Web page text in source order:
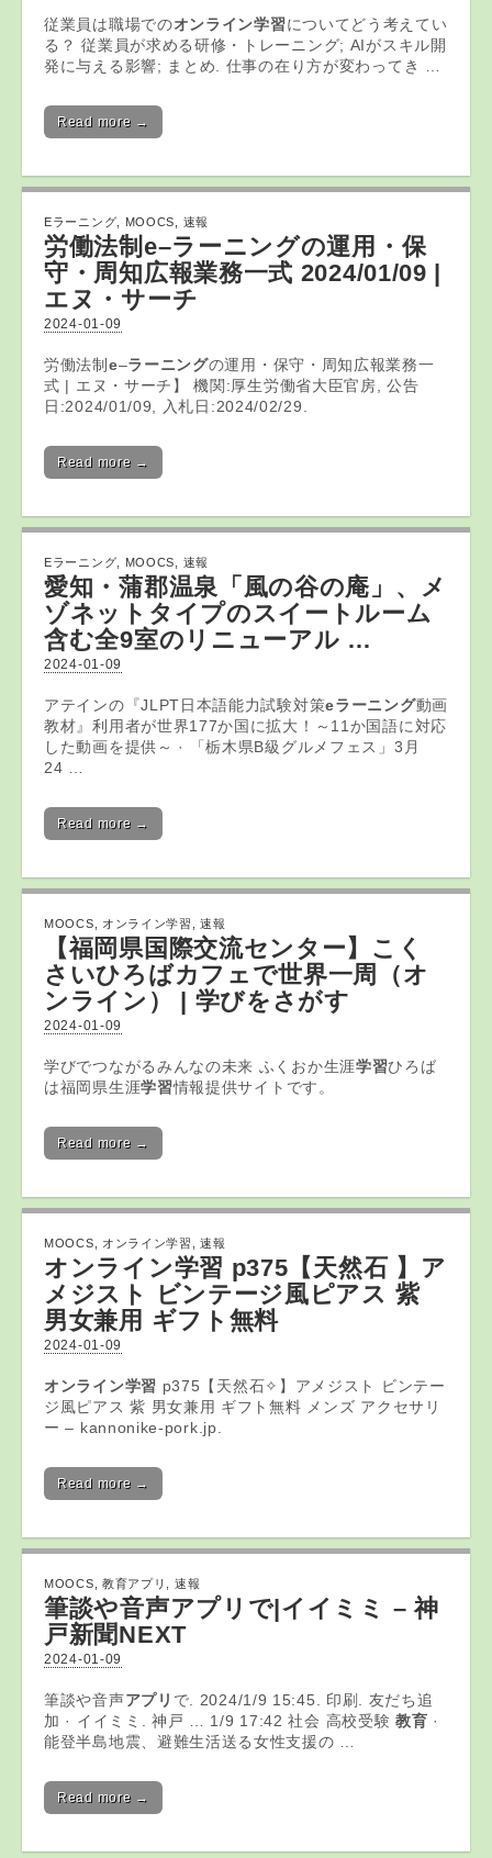
従業員は職場でのオンライン学習についてどう考えてい
る？ 従業員が求める研修・トレーニング; AIがスキル開
発に与える影響; まとめ. 仕事の在り方が変わってき …
Read more →
Eラーニング MOOCS 速報
労働法制 e–ラーニングの運用・保
守・周知広報業務一式 2024/01/09 |
エヌ・サーチ
2024-01-09
労働法制 e–ラーニングの運用・保守・周知広報業務一
式 | エヌ・サーチ】 機関:厚生労働省大臣官房, 公告
日:2024/01/09, 入札日:2024/02/29.
Read more →
Eラーニング MOOCS 速報
愛知・蒲郡温泉「風の谷の庵」、メ
ゾネットタイプのスイートルーム
含む全9室のリニューアル …
2024-01-09
アテインの『JLPT日本語能力試験対策eラーニング動画
教材』利用者が世界177か国に拡大！～11か国語に対応
した動画を提供～ · 「栃木県B級グルメフェス」3月
24 …
Read more →
MOOCS オンライン学習 ,速報
【福岡県国際交流センター】こく
さいひろばカフェで世界一周（オ
ンライン ） | 学びをさがす
2024-01-09
学びでつながるみんなの未来 ふくおか生涯学習ひろば
は福岡県生涯学習情報提供サイトです。
Read more →
MOOCS オンライン学習 ,速報
オンライン学習 p375【天然石 】ア
メジスト ビンテージ風ピアス 紫
男女兼用 ギフト無料
2024-01-09
オンライン学習 p375【天然石✧】アメジスト ビンテー
ジ風ピアス 紫 男女兼用 ギフト無料 メンズ アクセサリ
ー – kannonike-pork.jp.
Read more →
MOOCS 教育アプリ 速報
筆談や音声アプリ で|イイミミ – 神
戸新聞NEXT
2024-01-09
筆談や音声アプリ で. 2024/1/9 15:45. 印刷. 友だち追
加 · イイミミ. 神戸 … 1/9 17:42 社会 高校受験教育 ·
能登半島地震、避難生活送る女性支援の …
Read more →